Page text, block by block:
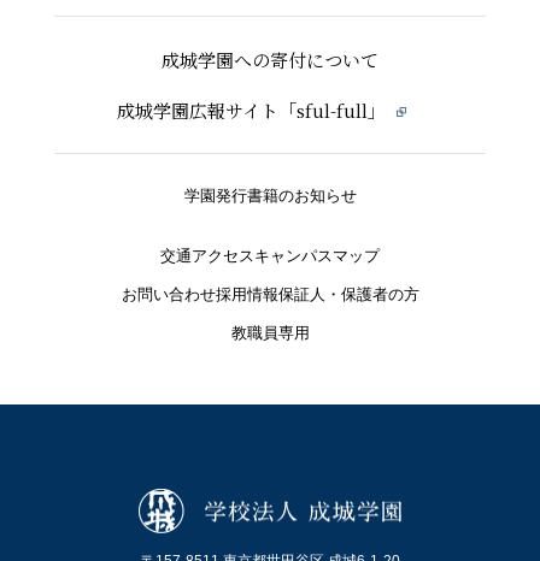
成城学園への寄付について
成城学園広報サイト「sful-full」
学園発行書籍のお知らせ
交通アクセス キャンパスマップ
お問い合わせ採用情報保証人・保護者の方
教職員専用